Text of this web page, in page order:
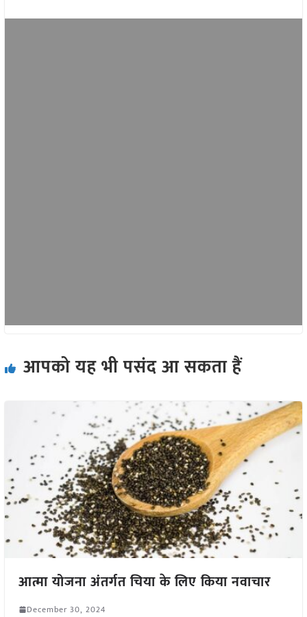
आपको यह भी पसंद आ सकता हैं
आत्मा योजना अंतर्गत चिया के लिए किया नवाचार
December 30, 2024